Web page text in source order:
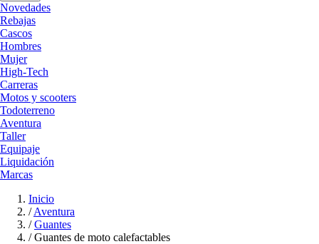
Novedades
Rebajas
Cascos
Hombres
Mujer
High-Tech
Carreras
Motos y scooters
Todoterreno
Aventura
Taller
Equipaje
Liquidación
Marcas
Inicio
/ Aventura
/ Guantes
/ Guantes de moto calefactables